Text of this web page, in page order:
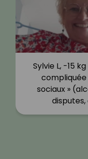
Sylvie L, -15
compliquée
sociaux »